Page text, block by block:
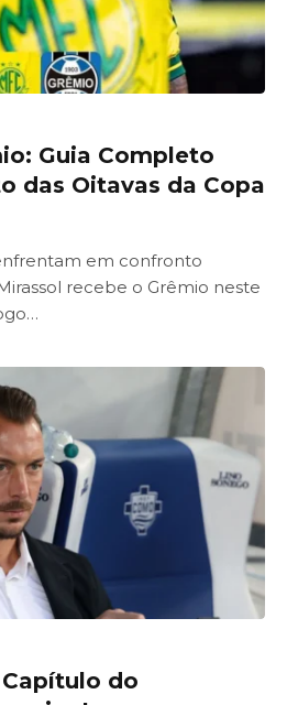
Guia Completo
das Oitavas da Copa
em confronto
recebe o Grêmio neste
do